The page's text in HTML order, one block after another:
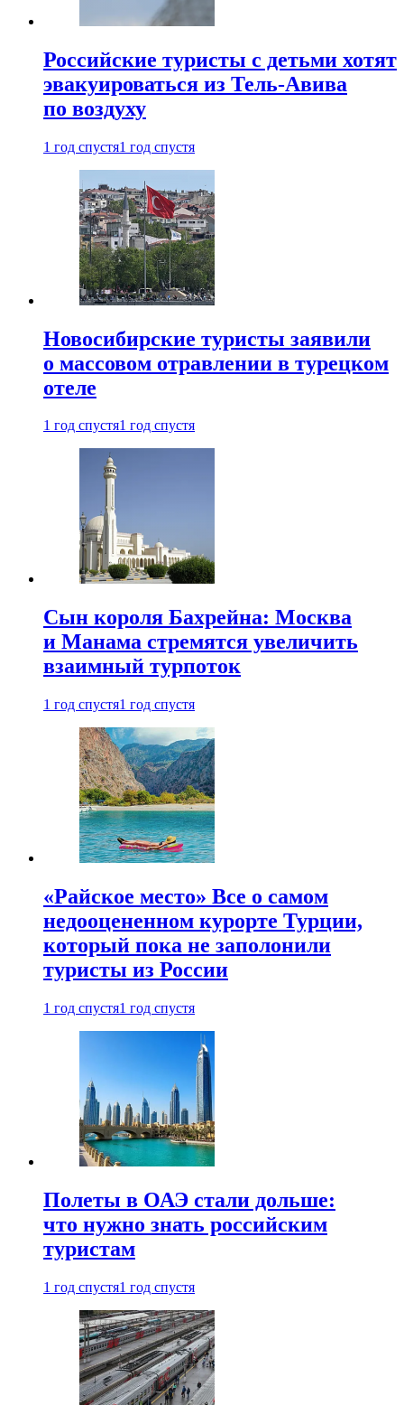
Российские туристы с детьми хотят
эвакуироваться из Тель-Авива
по воздуху
1 год спустя1 год спустя
Новосибирские туристы заявили
о массовом отравлении в турецком
отеле
1 год спустя1 год спустя
Сын короля Бахрейна: Москва
и Манама стремятся увеличить
взаимный турпоток
1 год спустя1 год спустя
«Райское место» Все о самом
недооцененном курорте Турции,
который пока не заполонили
туристы из России
1 год спустя1 год спустя
Полеты в ОАЭ стали дольше:
что нужно знать российским
туристам
1 год спустя1 год спустя